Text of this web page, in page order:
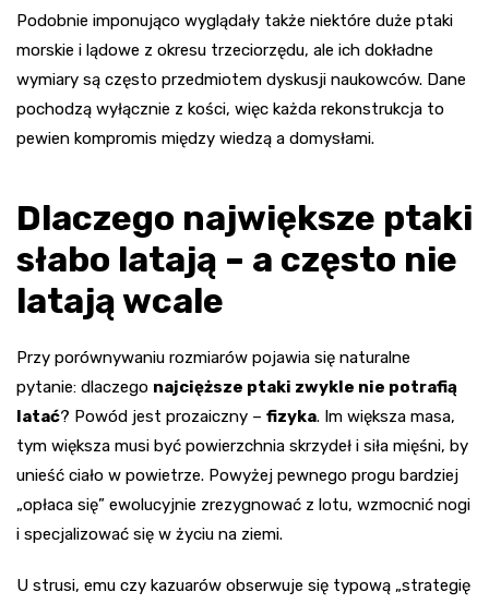
Podobnie imponująco wyglądały także niektóre duże ptaki
morskie i lądowe z okresu trzeciorzędu, ale ich dokładne
wymiary są często przedmiotem dyskusji naukowców. Dane
pochodzą wyłącznie z kości, więc każda rekonstrukcja to
pewien kompromis między wiedzą a domysłami.
Dlaczego największe ptaki
słabo latają – a często nie
latają wcale
Przy porównywaniu rozmiarów pojawia się naturalne
pytanie: dlaczego najcięższe ptaki zwykle nie potrafią
latać? Powód jest prozaiczny – fizyka. Im większa masa,
tym większa musi być powierzchnia skrzydeł i siła mięśni, by
unieść ciało w powietrze. Powyżej pewnego progu bardziej
„opłaca się” ewolucyjnie zrezygnować z lotu, wzmocnić nogi
i specjalizować się w życiu na ziemi.
U strusi, emu czy kazuarów obserwuje się typową „strategię